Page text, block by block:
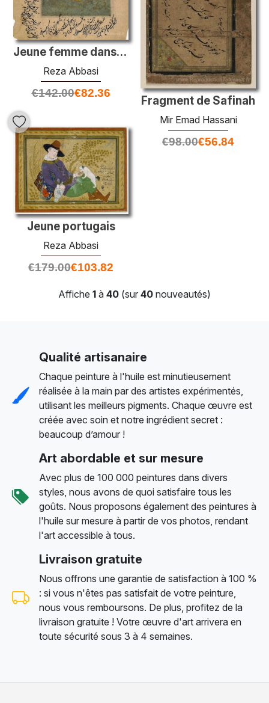
Fragment de Safinah
Mir Emad Hassani
€98.00€56.84
Jeune femme dans une enveloppe blanche
Reza Abbasi
€142.00€82.36
Jeune portugais
Reza Abbasi
€179.00€103.82
Affiche 1 à 40 (sur 40 nouveautés)
Qualité artisanaire
Chaque peinture à l'huile est minutieusement
réalisée à la main par des artistes expérimentés,
utilisant les meilleurs pigments. Chaque œuvre est
créée avec soin et notre ingrédient secret :
beaucoup d’amour !
Art abordable et sur mesure
Avec plus de 100 000 peintures dans divers
styles, nous avons de quoi satisfaire tous les
goûts. Nous proposons également des peintures à
l'huile sur mesure à partir de vos photos, rendant
l'art accessible à tous.
Livraison gratuite
Nous offrons une garantie de satisfaction à 100 %
: si vous n'êtes pas satisfait de votre peinture,
nous vous remboursons. De plus, profitez de la
livraison gratuite ! Votre œuvre d'art arrivera en
toute sécurité sous 3 à 4 semaines.